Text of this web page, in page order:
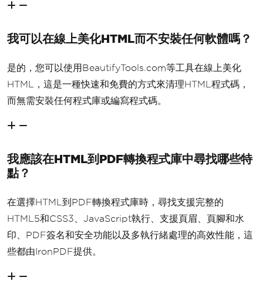
我可以在線上美化HTML而不安裝任何軟體嗎？
是的，您可以使用BeautifyTools.com等工具在線上美化
HTML，這是一種快速和免費的方式來清理HTML程式碼，
而無需安裝任何程式庫或編寫程式碼。
我應該在HTML到PDF轉換程式庫中尋找哪些特
點？
在選擇HTML到PDF轉換程式庫時，尋找支援完整的
HTML5和CSS3、JavaScript執行、支援頁眉、頁腳和水
印、PDF簽名和安全功能以及多執行緒處理的高效性能，這
些都由IronPDF提供。